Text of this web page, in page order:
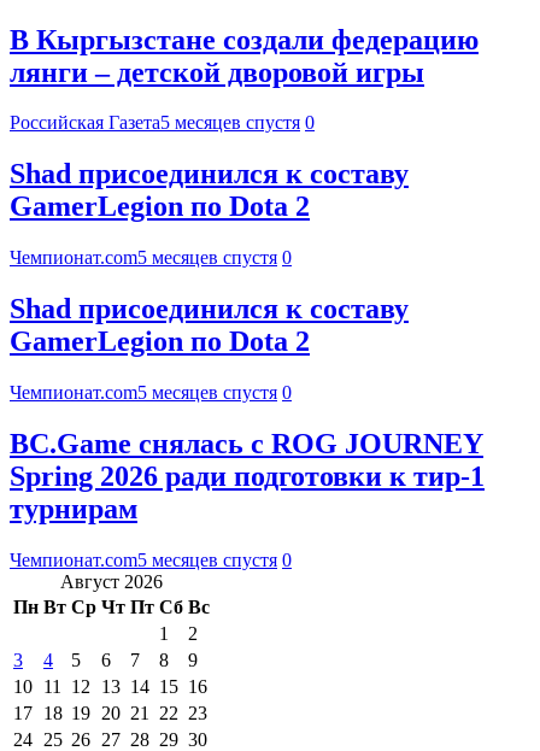
В Кыргызстане создали федерацию
лянги – детской дворовой игры
Российская Газета5 месяцев спустя 0
Shad присоединился к составу
GamerLegion по Dota 2
Чемпионат.com5 месяцев спустя 0
Shad присоединился к составу
GamerLegion по Dota 2
Чемпионат.com5 месяцев спустя 0
BC.Game снялась с ROG JOURNEY
Spring 2026 ради подготовки к тир-1
турнирам
Чемпионат.com5 месяцев спустя 0
Август 2026
Пн Вт Ср Чт Пт Сб Вс
1
2
3
4 5 6 7 8
9
10 11 12 13 14 15 16
17 18 19 20 21 22 23
24 25 26 27 28 29 30